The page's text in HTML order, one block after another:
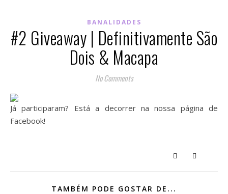
BANALIDADES
#2 Giveaway | Definitivamente São
Dois & Macapa
No Comments
Já participaram? Está a decorrer na nossa página de
Facebook!
TAMBÉM PODE GOSTAR DE...